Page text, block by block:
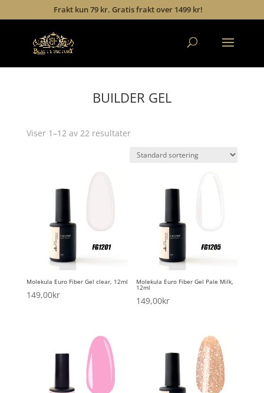
Frakt kun 79 kr. Gratis frakt over 1499 kr!
BUILDER GEL
Viser 1–12 av 22 resultater
Molekula Euro Fiber Gel clear, 12ml
149,00kr
Molekula Euro Fiber Gel Pale Milk,
12ml
149,00kr